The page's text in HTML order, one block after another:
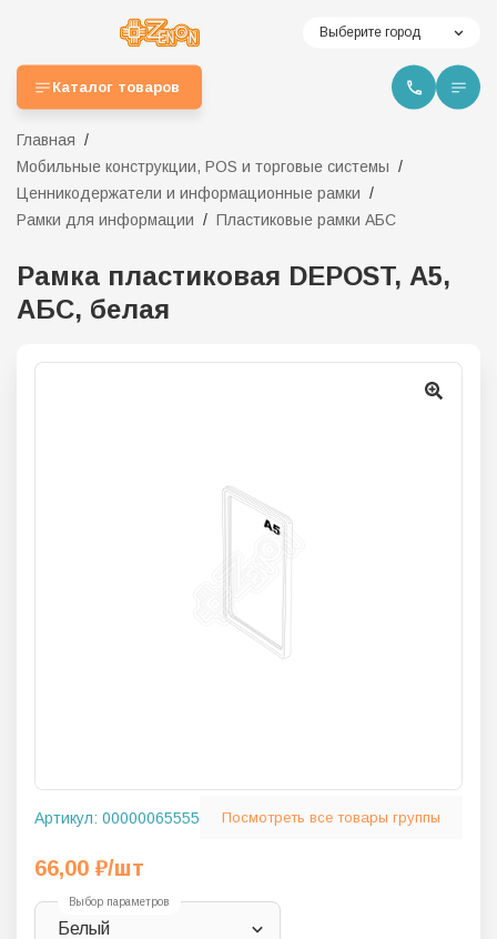
Выберите город
Каталог товаров
Главная
Мобильные конструкции, POS и торговые системы
Ценникодержатели и информационные рамки
Рамки для информации
Пластиковые рамки АБС
Рамка пластиковая DEPOST, А5,
АБС, белая
Артикул: 00000065555 Посмотреть все товары группы
66,00 ₽/шт
Выбор параметров
Белый